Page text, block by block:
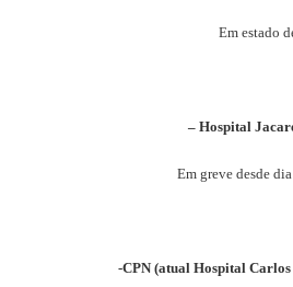
Em estado
– Hospital
Em greve desde
-CPN (atual Hospital